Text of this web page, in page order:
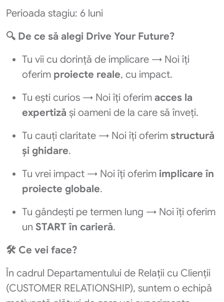
Perioada stagiu: 6 luni
🔍 De ce să alegi Drive Your Future?
Tu vii cu dorință de implicare → Noi îți
oferim proiecte reale, cu impact.
Tu ești curios → Noi îți oferim acces la
expertiză și oameni de la care să înveți.
Tu cauți claritate → Noi îți oferim structură
și ghidare.
Tu vrei impact → Noi îți oferim implicare în
proiecte globale.
Tu gândești pe termen lung → Noi îți oferim
un START în carieră.
🛠️ Ce vei face?
În cadrul Departamentului de Relații cu Clienții
(CUSTOMER RELATIONSHIP), suntem o echipă